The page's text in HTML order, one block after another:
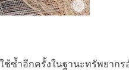
ช้ซ้ำอีกครั้งในฐานะทรัพยา